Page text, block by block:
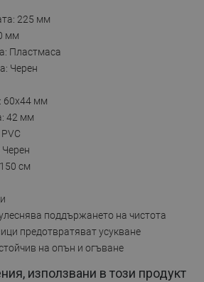
225 мм
мм
Пластмаса
Черен
60x44 мм
42 мм
см
поддържането на чистота
предотвратяват усукване
на опън и огъване
използвани в този продукт